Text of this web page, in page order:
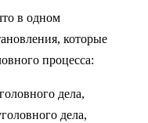
в одном
которые
процесса:
дела,
дела,